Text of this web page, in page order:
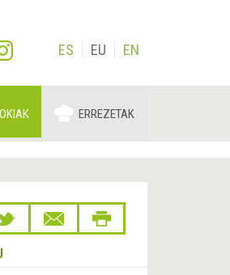
ES EU EN
ERREZETAK